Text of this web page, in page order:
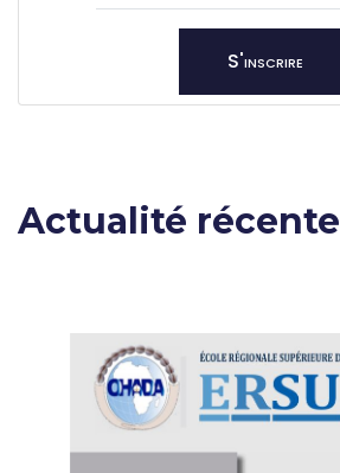
S'inscrire
Actualité récente